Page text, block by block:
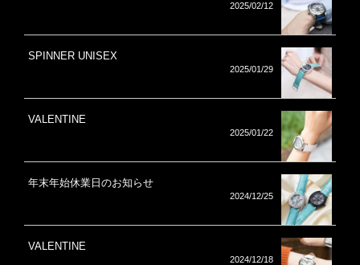
2025/02/12
SPINNER UNISEX
2025/01/29
VALENTINE
2025/01/22
年末年始休業日のお知らせ
2024/12/25
VALENTINE
2024/12/18